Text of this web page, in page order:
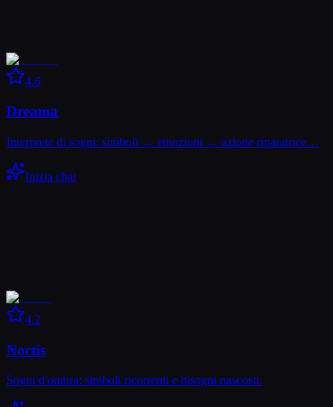
4.6
Dreama
Interprete di sogni: simboli → emozioni → azione riparatrice…
Inizia chat
4.2
Noctis
Sogni d'ombra: simboli ricorrenti e bisogni nascosti.